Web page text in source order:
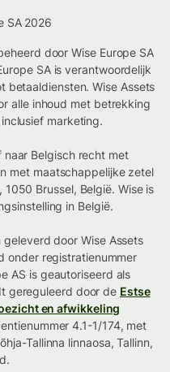
SA 2026
door Wise Europe SA
SA is verantwoordelijk
betaaldiensten. Wise Assets
alle inhoud met betrekking
marketing.
naar Belgisch recht met
met maatschappelijke zetel
Brussel, België. Wise is
in België.
door Wise Assets
onder registratienummer
AS is geautoriseerd als
gereguleerd door de Estse
en afwikkeling
4.1-1/174, met
Tallinna linnaosa, Tallinn,